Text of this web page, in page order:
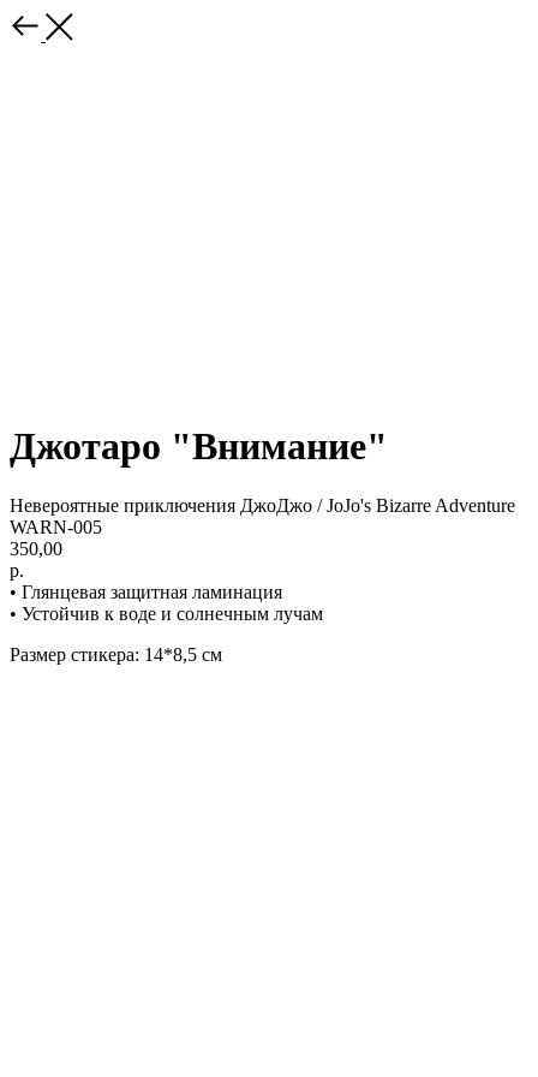
Джотаро "Внимание"
Невероятные приключения ДжоДжо / JoJo's Bizarre Adventure
WARN-005
350,00
р.
• Глянцевая защитная ламинация
• Устойчив к воде и солнечным лучам
Размер стикера: 14*8,5 см